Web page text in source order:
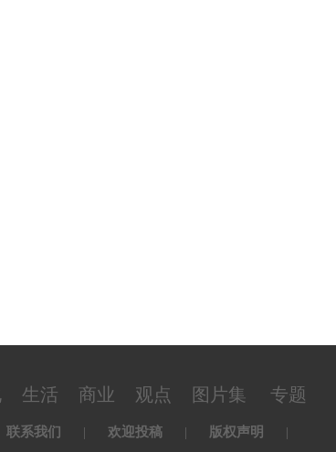
生活 商业 观点 图片集 专题
联系我们 | 欢迎投稿 | 版权声明 |